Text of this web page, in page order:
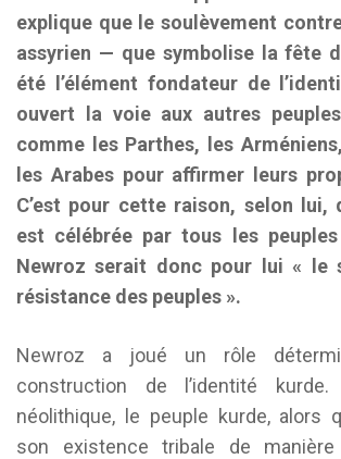
explique que le soulèvement
assyrien — que symbolise la fête
été l’élément fondateur de
ouvert la voie aux autres
comme les Parthes, les
les Arabes pour affirmer leurs
C’est pour cette raison, selon
est célébrée par tous les
Newroz serait donc pour lui « le
résistance des peuples ».
Newroz a joué un rôle
construction de l’identité
néolithique, le peuple kurde, alors
son existence tribale de